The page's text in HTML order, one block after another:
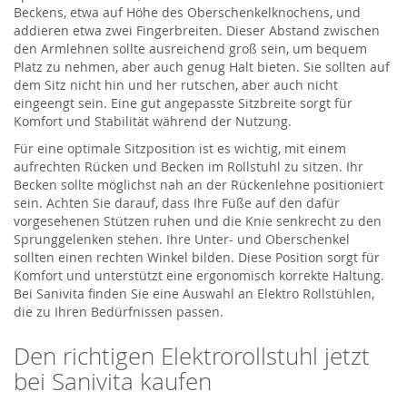
Beckens, etwa auf Höhe des Oberschenkelknochens, und
addieren etwa zwei Fingerbreiten. Dieser Abstand zwischen
den Armlehnen sollte ausreichend groß sein, um bequem
Platz zu nehmen, aber auch genug Halt bieten. Sie sollten auf
dem Sitz nicht hin und her rutschen, aber auch nicht
eingeengt sein. Eine gut angepasste Sitzbreite sorgt für
Komfort und Stabilität während der Nutzung.
Für eine optimale Sitzposition ist es wichtig, mit einem
aufrechten Rücken und Becken im Rollstuhl zu sitzen. Ihr
Becken sollte möglichst nah an der Rückenlehne positioniert
sein. Achten Sie darauf, dass Ihre Füße auf den dafür
vorgesehenen Stützen ruhen und die Knie senkrecht zu den
Sprunggelenken stehen. Ihre Unter- und Oberschenkel
sollten einen rechten Winkel bilden. Diese Position sorgt für
Komfort und unterstützt eine ergonomisch korrekte Haltung.
Bei Sanivita finden Sie eine Auswahl an Elektro Rollstühlen,
die zu Ihren Bedürfnissen passen.
Den richtigen Elektrorollstuhl jetzt
bei Sanivita kaufen